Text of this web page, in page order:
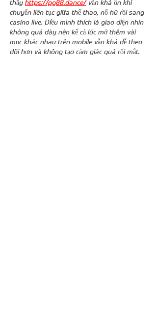
thấy https://pg88.dance/ vẫn khá ổn khi
chuyển liên tục giữa thể thao, nổ hũ rồi sang
casino live. Điều mình thích là giao diện nhìn
không quá dày nên kể cả lúc mở thêm vài
mục khác nhau trên mobile vẫn khá dễ theo
dõi hơn và không tạo cảm giác quá rối mắt.